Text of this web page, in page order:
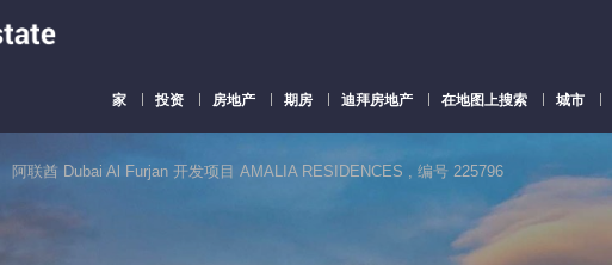
家 投资 房地产 期房 迪拜房地产 在地图上搜索 城市
阿联酋 Dubai Al Furjan 开发项目 AMALIA RESIDENCES , 编号 225796